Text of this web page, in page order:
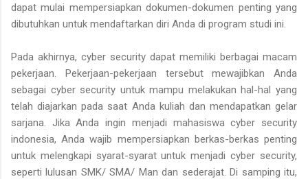
dapat mulai mempersiapkan dokumen-dokumen penting yang
dibutuhkan untuk mendaftarkan diri Anda di program studi ini.
Pada akhirnya, cyber security dapat memiliki berbagai macam
pekerjaan. Pekerjaan-pekerjaan tersebut mewajibkan Anda
sebagai cyber security untuk mampu melakukan hal-hal yang
telah diajarkan pada saat Anda kuliah dan mendapatkan gelar
sarjana. Jika Anda ingin menjadi mahasiswa cyber security
indonesia, Anda wajib mempersiapkan berkas-berkas penting
untuk melengkapi syarat-syarat untuk menjadi cyber security,
seperti lulusan SMK/ SMA/ Man dan sederajat. Di samping itu,